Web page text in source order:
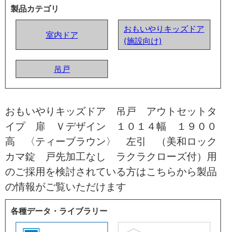
製品カテゴリ
室内ドア
おもいやりキッズドア
(施設向け)
吊戸
おもいやりキッズドア 吊戸 アウトセットタ
イプ 扉 Ｖデザイン １０１４幅 １９００
高 〈ティーブラウン〉 左引 （美和ロック
カマ錠 戸先加工なし ラクラクローズ付）用
のご採用を検討されている方はこちらから製品
の情報がご覧いただけます
各種データ・ライブラリー